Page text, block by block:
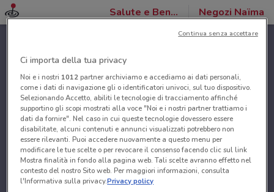
Salute e Benessere Negozi Naïma
Ci importa della tua privacy
Noi e i nostri 1012partner archiviamo e accediamo ai dati personali,
come i dati di navigazione gli o identificatori univoci, sul tuo dispositivo.
Selezionando Accetto, abiliti le tecnologie di tracciamento affinché
supportino gli scopi mostrati alla voce "Noi e i nostri partner trattiamo i
dati da fornire". Nel caso in cui queste tecnologie dovessero essere
disabilitate, alcuni contenuti e annunci visualizzati potrebbero non
essere rilevanti. Puoi accedere nuovamente a questo menu per
modificare le tue scelte o per revocare il consenso facendo clic sul link
Mostra finalità in fondo alla pagina web. Tali scelte avranno effetto nel
contesto del nostro Sito web. Per maggiori informazioni, consulta
l'Informativa sulla privacy.Privacy policy
Continua senza accettare